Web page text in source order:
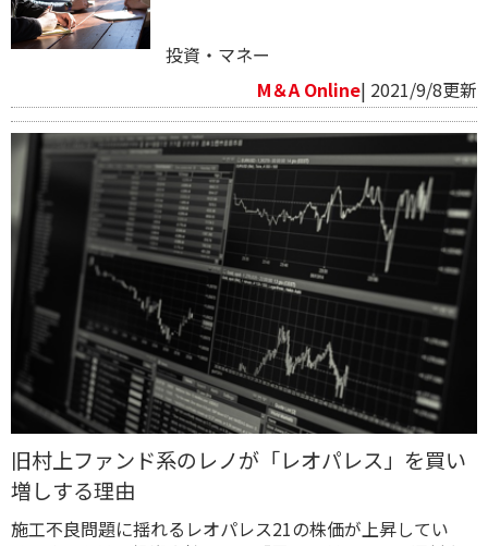
投資・マネー
M＆A Online| 2021/9/8更新
旧村上ファンド系のレノが「レオパレス」を買い
増しする理由
施工不良問題に揺れるレオパレス21の株価が上昇してい